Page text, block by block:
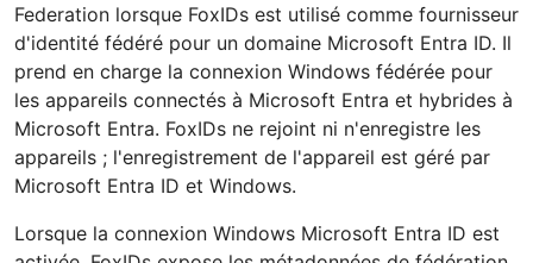
Federation lorsque FoxIDs est utilisé comme fournisseur
d'identité fédéré pour un domaine Microsoft Entra ID. Il
prend en charge la connexion Windows fédérée pour
les appareils connectés à Microsoft Entra et hybrides à
Microsoft Entra. FoxIDs ne rejoint ni n'enregistre les
appareils ; l'enregistrement de l'appareil est géré par
Microsoft Entra ID et Windows.
Lorsque la connexion Windows Microsoft Entra ID est